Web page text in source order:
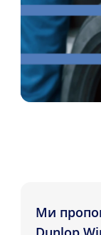
Ми